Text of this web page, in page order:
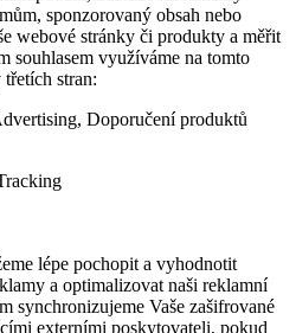
sponzorovaný obsah nebo
webové stránky či produkty a měřit
souhlasem využíváme na tomto
stran:
Doporučení produktů
lépe pochopit a vyhodnotit
a optimalizovat naši reklamní
synchronizujeme Vaše zašifrované
externími poskytovateli, pokud